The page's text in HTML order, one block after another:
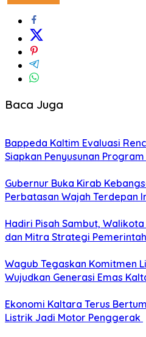
Baca Juga
Bappeda Kaltim Evaluasi
Siapkan Penyusunan
Gubernur Buka Kirab
Perbatasan Wajah Terdepan
Hadiri Pisah Sambut,
dan Mitra Strategi
Wagub Tegaskan Komitmen
Wujudkan Generasi Emas
Ekonomi Kaltara Terus
Listrik Jadi Motor Penggerak